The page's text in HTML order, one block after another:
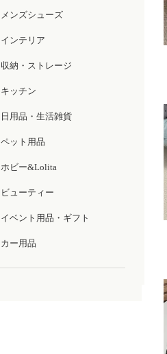
メンズシューズ
インテリア
収納・ストレージ
キッチン
日用品・生活雑貨
ペット用品
ホビー&Lolita
ビューティー
イベント用品・ギフト
カー用品